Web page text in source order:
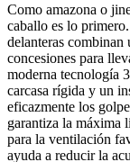
Como amazona o
caballo es lo
delanteras
concesiones para
moderna tecnología
carcasa rígida y un
eficazmente los
garantiza la máxima
para la ventilación
ayuda a reducir la